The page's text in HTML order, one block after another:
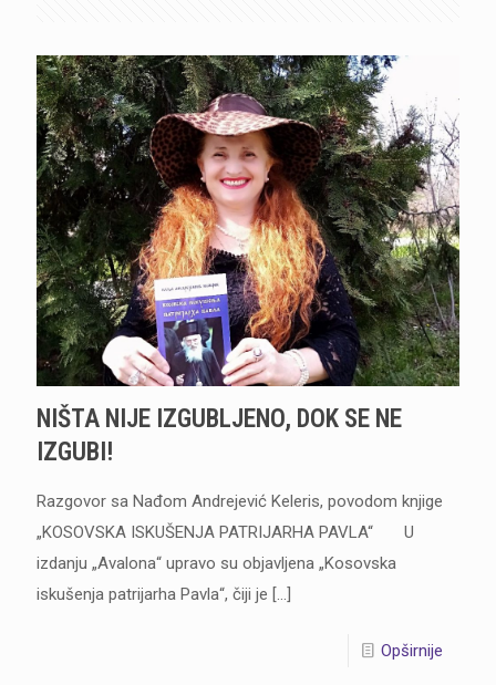
NIŠTA NIJE IZGUBLJENO, DOK SE NE
IZGUBI!
Razgovor sa Nađom Andrejević Keleris, povodom knjige
„KOSOVSKA ISKUŠENJA PATRIJARHA PAVLA“ U
izdanju „Avalona“ upravo su objavljena „Kosovska
iskušenja patrijarha Pavla“, čiji je […]
Opširnije